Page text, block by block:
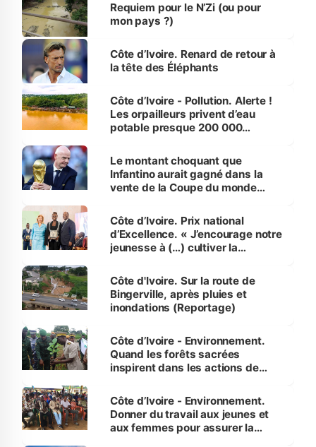
Requiem pour le N’Zi (ou pour
mon pays ?)
Côte d’Ivoire. Renard de retour à
la tête des Éléphants
Côte d’Ivoire - Pollution. Alerte !
Les orpailleurs privent d’eau
potable presque 200 000
Le montant choquant que
Infantino aurait gagné dans la
vente de la Coupe du monde
Côte d’Ivoire. Prix national
d’Excellence. « J’encourage notre
jeunesse à (…) cultiver la
(Alassane Ouattara
Côte d'Ivoire. Sur la route de
Bingerville, après pluies et
inondations (Reportage)
Côte d’Ivoire - Environnement.
Quand les forêts sacrées
inspirent dans les actions de
Côte d’Ivoire - Environnement.
Donner du travail aux jeunes et
aux femmes pour assurer la